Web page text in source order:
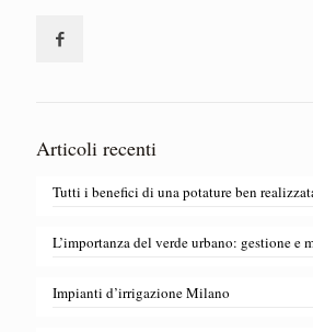
Articoli recenti
Tutti i benefici di una potature ben
L’importanza del verde urbano: gestione e
​Impianti d’irrigazione Milano